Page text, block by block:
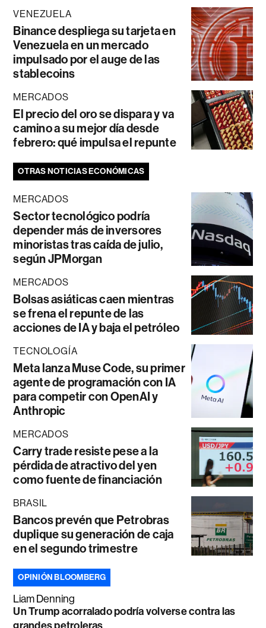
VENEZUELA
Binance despliega su tarjeta en
Venezuela en un mercado
impulsado por el auge de las
stablecoins
MERCADOS
El precio del oro se dispara y va
camino a su mejor día desde
febrero: qué impulsa el repunte
OTRAS NOTICIAS ECONÓMICAS
MERCADOS
Sector tecnológico podría
depender más de inversores
minoristas tras caída de julio,
según JPMorgan
MERCADOS
Bolsas asiáticas caen mientras
se frena el repunte de las
acciones de IA y baja el petróleo
TECNOLOGÍA
Meta lanza Muse Code, su primer
agente de programación con IA
para competir con OpenAI y
Anthropic
MERCADOS
Carry trade resiste pese a la
pérdida de atractivo del yen
como fuente de financiación
BRASIL
Bancos prevén que Petrobras
duplique su generación de caja
en el segundo trimestre
OPINIÓN BLOOMBERG
Liam Denning
Un Trump acorralado podría volverse contra las